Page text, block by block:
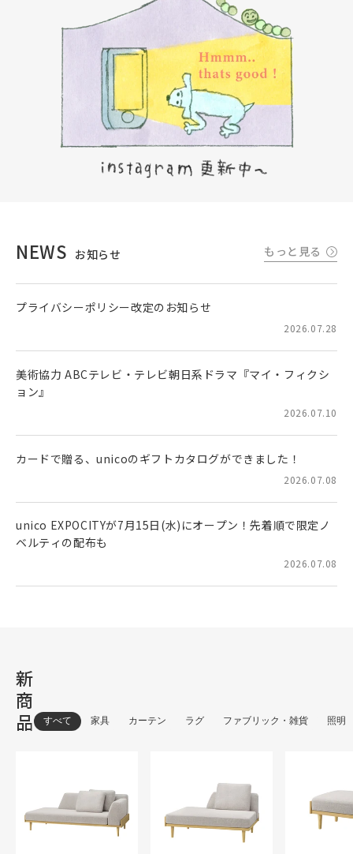
NEWS お知らせ もっと見る
2026.07.28
プライバシーポリシー改定のお知らせ
2026.07.10
美術協力 ABCテレビ・テレビ朝日系ドラマ『マイ・フィクシ
ョン』
2026.07.08
カードで贈る、unicoのギフトカタログができました！
2026.07.08
unico EXPOCITYが7月15日(水)にオープン！先着順で限定ノ
ベルティの配布も
新
商
品
すべて 家具 カーテン ラグ ファブリック・雑貨 照明